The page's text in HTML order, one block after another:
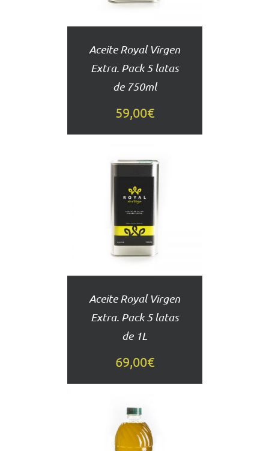
Aceite Royal Virgen
Extra. Pack 5 latas
de 750ml
59,00€
AÑADIR
AL
CARRITO
DETALLES
Aceite Royal Virgen
Extra. Pack 5 latas
de 1L
69,00€
AÑADIR
AL